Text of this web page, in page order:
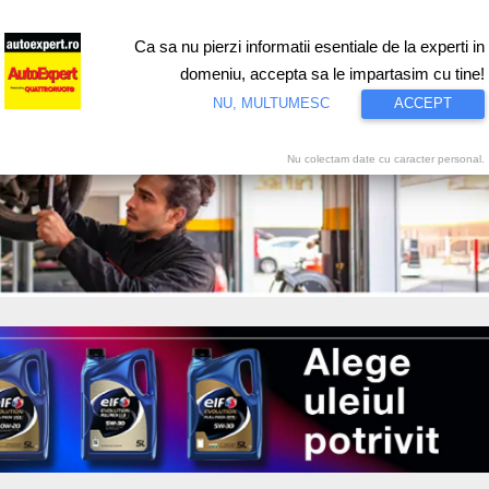
Test drive Motorsport Proiecte speciale Video
Ca sa nu pierzi informatii esentiale de la experti in
domeniu, accepta sa le impartasim cu tine!
NU, MULTUMESC ACCEPT
Nu colectam date cu caracter personal.